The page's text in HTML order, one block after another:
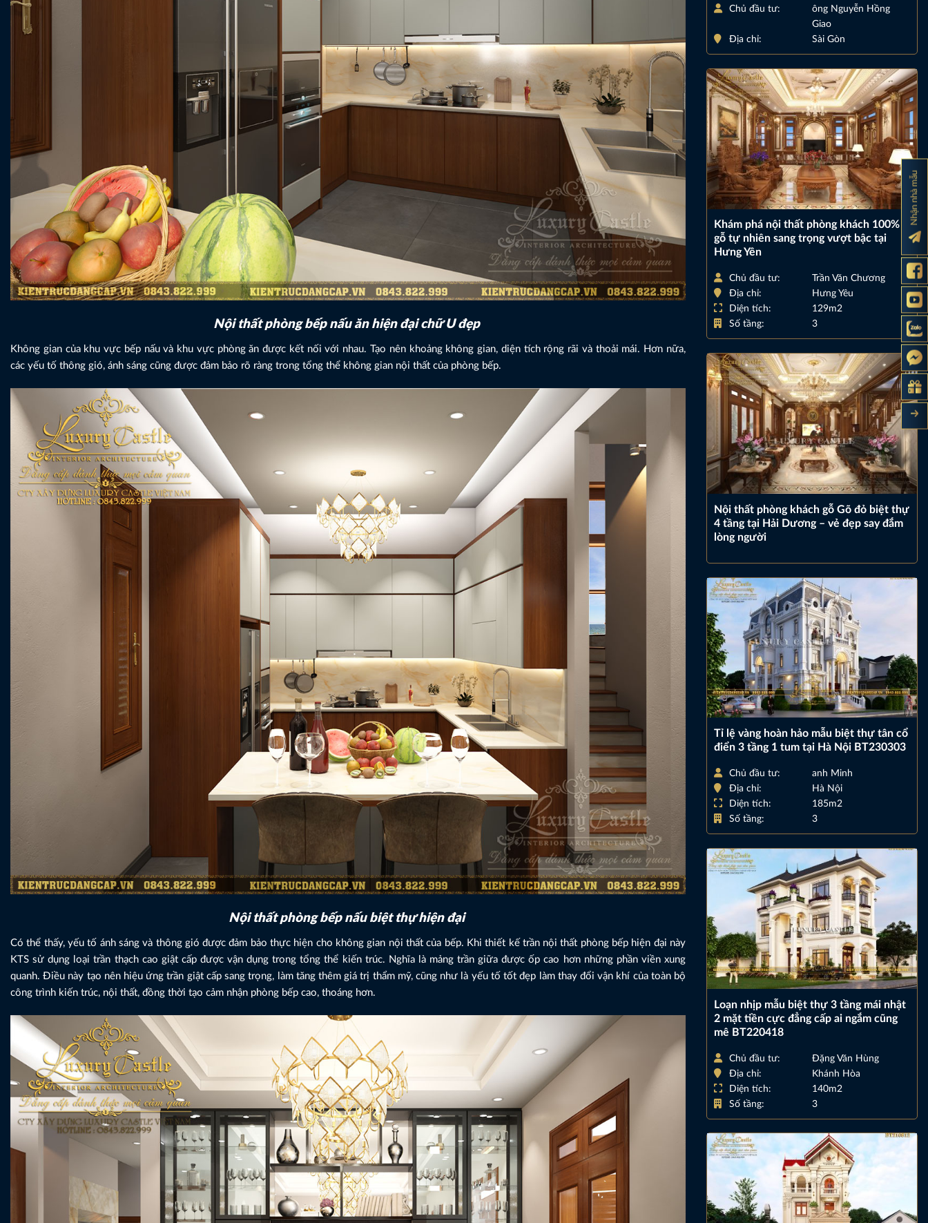
Nội thất phòng bếp nấu ăn hiện đại chữ U đẹp
Không gian của khu vực bếp nấu và khu vực phòng ăn được kết nối với nhau. Tạo nên khoảng không gian, diện tích rộng rãi và thoải mái. Hơn nữa,
các yếu tố thông gió, ánh sáng cũng được đảm bảo rõ ràng trong tổng thể không gian nội thất của phòng bếp.
Nội thất phòng bếp nấu biệt thự hiện đại
Có thể thấy, yếu tố ánh sáng và thông gió được đảm bảo thực hiện cho không gian nội thất của bếp. Khi thiết kế trần nội thất phòng bếp hiện đại này
KTS sử dụng loại trần thạch cao giật cấp được vận dụng trong tổng thể kiến trúc. Nghĩa là mảng trần giữa được ốp cao hơn những phần viền xung
quanh. Điều này tạo nên hiệu ứng trần giật cấp sang trọng, làm tăng thêm giá trị thẩm mỹ, cũng như là yếu tố tốt đẹp làm thay đổi vận khí của toàn bộ
công trình kiến trúc, nội thất, đồng thời tạo cảm nhận phòng bếp cao, thoáng hơn.
Chủ đầu tư:
ông Nguyễn Hồng
Giao
Địa chỉ:
Sài Gòn
Khám phá nội thất phòng khách 100%
gỗ tự nhiên sang trọng vượt bậc tại
Hưng Yên
Chủ đầu tư:
Trần Văn Chương
Địa chỉ:
Hưng Yêu
Diện tích:
129m2
Số tầng:
3
Nội thất phòng khách gỗ Gõ đỏ biệt thự
4 tầng tại Hải Dương – vẻ đẹp say đắm
lòng người
Tỉ lệ vàng hoàn hảo mẫu biệt thự tân cổ
điển 3 tầng 1 tum tại Hà Nội BT230303
Chủ đầu tư:
anh Minh
Địa chỉ:
Hà Nội
Diện tích:
185m2
Số tầng:
3
Loạn nhịp mẫu biệt thự 3 tầng mái nhật
2 mặt tiền cực đẳng cấp ai ngắm cũng
mê BT220418
Chủ đầu tư:
Đặng Văn Hùng
Địa chỉ:
Khánh Hòa
Diện tích:
140m2
Số tầng:
3
Nhận nhà mẫu